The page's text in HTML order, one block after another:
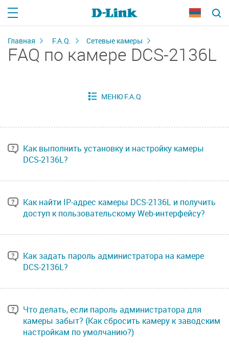
Главная F.A.Q. Сетевые камеры
FAQ по камере DCS-2136L
Как выполнить установку и настройку камеры
DCS-2136L?
Как найти IP-адрес камеры DCS-2136L и получить
доступ к пользовательскому Web-интерфейсу?
Как задать пароль администратора на камере
DCS-2136L?
Что делать, если пароль администратора для
камеры забыт? (Как сбросить камеру к заводским
настройкам по умолчанию?)